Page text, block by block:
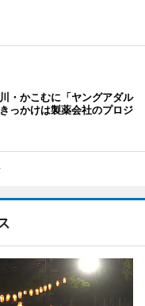
・かこむに「ヤングアダル
っかけは製薬会社のプロジ